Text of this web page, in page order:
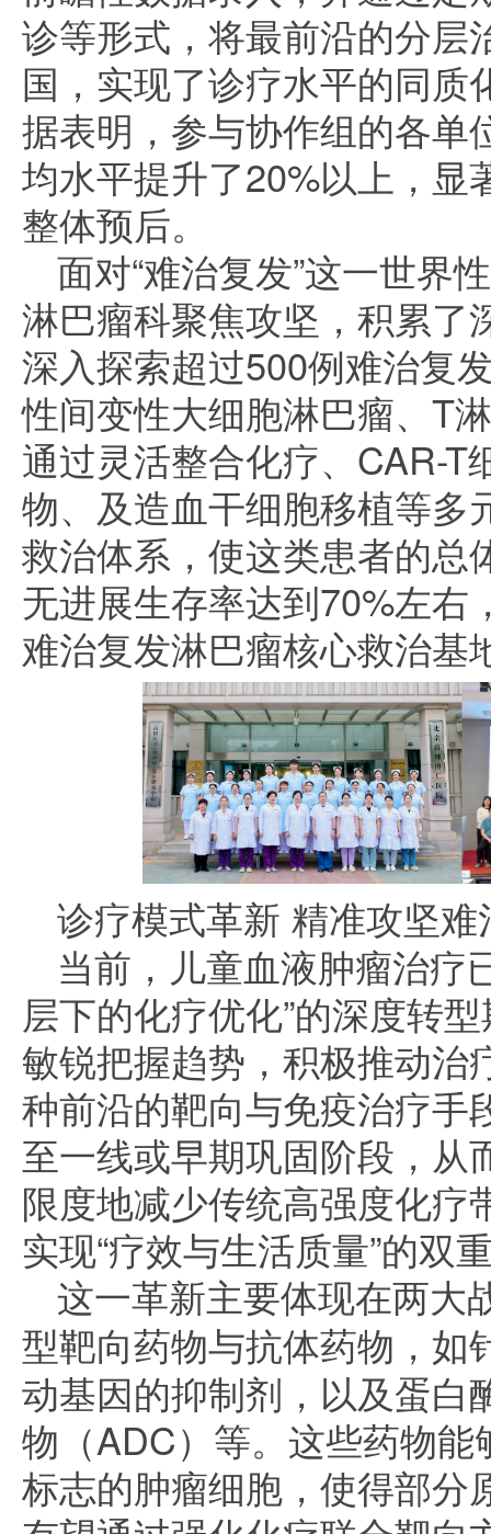
诊等形式，将最前沿的分层
国，实现了诊疗水平的同质
据表明，参与协作组的各单
均水平提升了20%以上，显
整体预后。
面对“难治复发”这一世界
淋巴瘤科聚焦攻坚，积累了
深入探索超过500例难治复
性间变性大细胞淋巴瘤、T
通过灵活整合化疗、CAR-T
物、及造血干细胞移植等多
救治体系，使这类患者的总
无进展生存率达到70%左右
难治复发淋巴瘤核心救治基
诊疗模式革新 精准攻坚
当前，儿童血液肿瘤治疗
层下的化疗优化”的深度转
敏锐把握趋势，积极推动治
种前沿的靶向与免疫治疗手
至一线或早期巩固阶段，从
限度地减少传统高强度化疗
实现“疗效与生活质量”的双
这一革新主要体现在两大
型靶向药物与抗体药物 ，
动基因的抑制剂，以及蛋白
物（ADC）等。这些药物
标志的肿瘤细胞，使得部分